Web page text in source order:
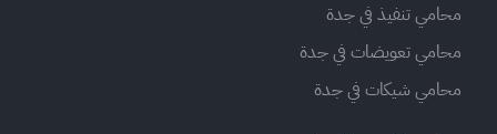
محامي تنفيذ في جدة
محامي تعويضات في جدة
محامي شيكات في جدة